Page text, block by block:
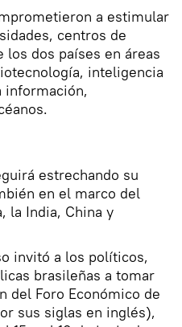
a estimular
centros de
dos países en áreas
inteligencia
información,
estrechando su
en el marco del
la India, China y
invitó a los políticos,
brasileñas a tomar
del Foro Económico de
sus siglas en inglés),